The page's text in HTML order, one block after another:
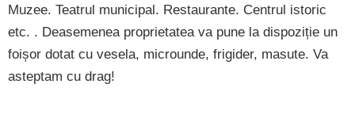
Muzee. Teatrul municipal. Restaurante. Centrul istoric
etc. . Deasemenea proprietatea va pune la dispoziție un
foișor dotat cu vesela, microunde, frigider, masute. Va
asteptam cu drag!